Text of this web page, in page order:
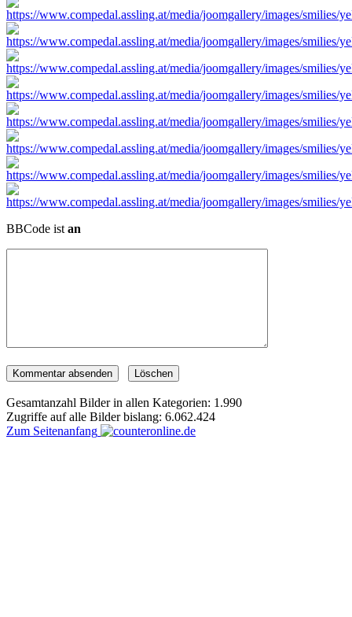
BBCode ist an
Gesamtanzahl Bilder in allen Kategorien: 1.990
Zugriffe auf alle Bilder bislang: 6.062.424
Zum Seitenanfang